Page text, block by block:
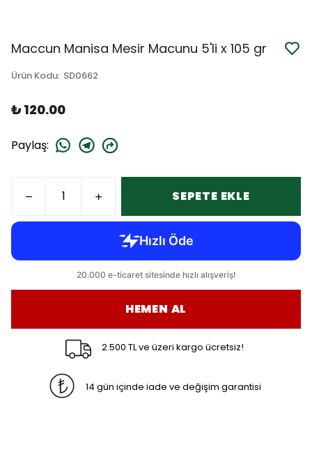
Maccun Manisa Mesir Macunu 5'li x 105 gr
Ürün Kodu: SD0662
₺ 120.00
Paylaş:
SEPETE EKLE
HEMEN AL
2.500 TL ve üzeri kargo ücretsiz!
14 gün içinde iade ve değişim garantisi